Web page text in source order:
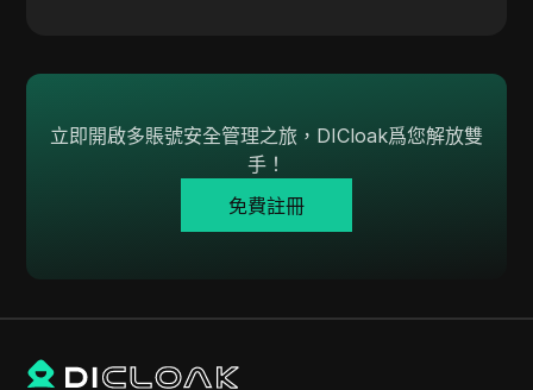
立即開啟多賬號安全管理之旅，DICloak爲您解放雙
手！
免費註冊